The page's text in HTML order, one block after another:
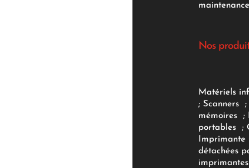
Nos
Matériels
; Scanners ;
mémoires
;
portables
;
Imprimante
détachées
imprimantes